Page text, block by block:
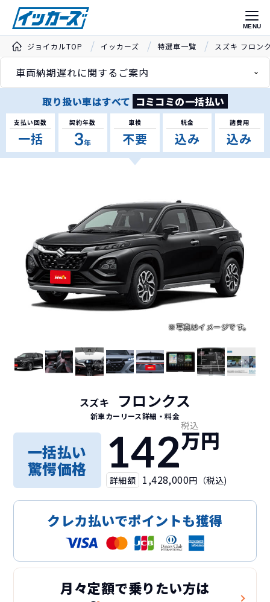
MENU
ジョイカルTOP イッカーズ 特選車一覧 スズキ フロン
車両納期遅れに関するご案内
取り扱い車はすべて コミコミの一括払い
支払い回数
一括
契約年数
3年
車検
不要
税金
込み
諸費用
込み
スズキ フロンクス
新車カーリース詳細 ・料金
一括払い
驚愕価格
142
税込
万円
詳細額 1,428,000円（税込)
クレカ払いでポイントも獲得
月々定額で乗りたい方は